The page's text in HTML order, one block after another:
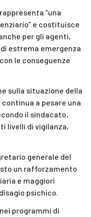
“una
e costituisce
per gli agenti,
estrema emergenza
le conseguenze
sulla situazione della
a pesare una
il sindacato,
livelli di vigilanza,
generale del
un rafforzamento
e maggiori
psichico.
programmi di